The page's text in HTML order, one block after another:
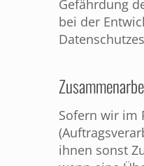
Gefährdung
bei der
Sofern wir im
ihnen sonst